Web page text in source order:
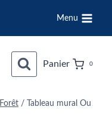
Menu
Panier 0
Forêt /
Tableau mural Ou